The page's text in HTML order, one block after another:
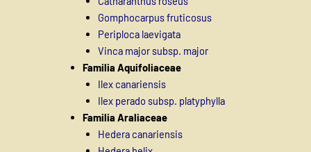
Gomphocarpus fruticosus
Periploca laevigata
Vinca major subsp. major
Familia Aquifoliaceae
Ilex canariensis
Ilex perado subsp. platyphylla
Familia Araliaceae
Hedera canariensis